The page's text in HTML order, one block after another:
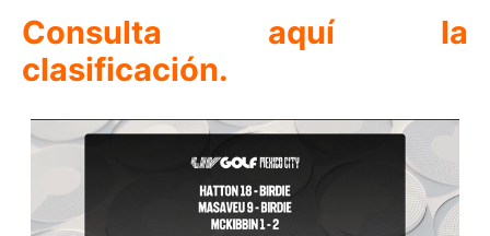
Consulta aquí la
clasificación.